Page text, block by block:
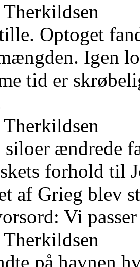
Optoget
Igen
tid er
siloer ændrede
forhold til
af Grieg blev
Vi
på havnen